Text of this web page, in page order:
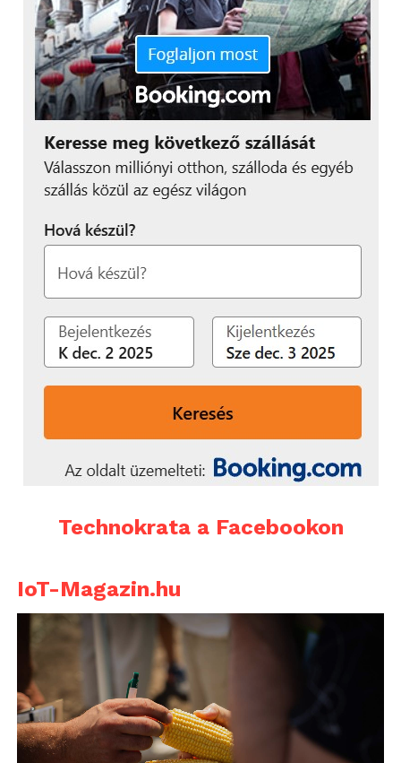
Technokrata a Facebookon
IoT-Magazin.hu